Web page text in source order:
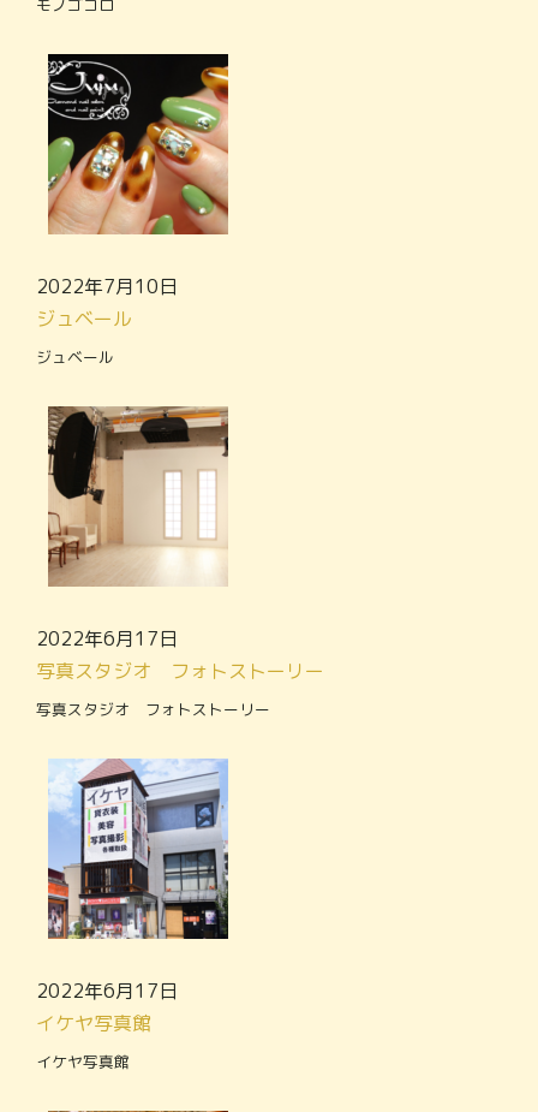
2022年7月10日
ジュベール
ジュベール
2022年6月17日
写真スタジオ フォトストーリー
写真スタジオ フォトストーリー
2022年6月17日
イケヤ写真館
イケヤ写真館